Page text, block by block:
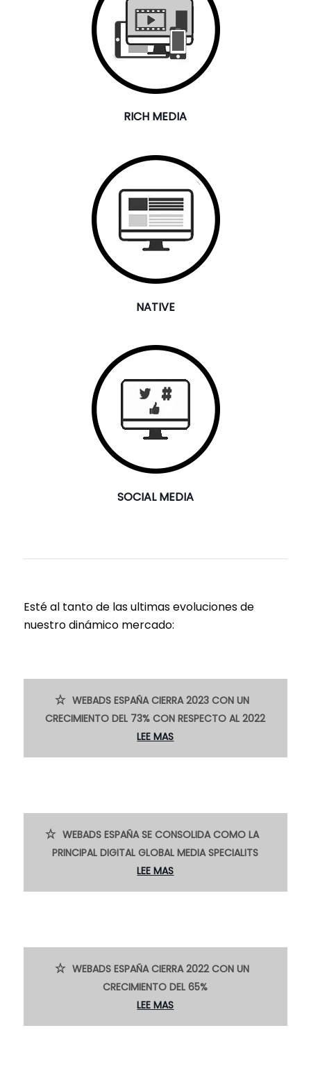
RICH MEDIA
NATIVE
SOCIAL MEDIA
Esté al tanto de las ultimas evoluciones de
nuestro dinámico mercado:
WEBADS ESPAÑA CIERRA 2023 CON UN
CRECIMIENTO DEL 73% CON RESPECTO AL 2022
LEE MAS
WEBADS ESPAÑA SE CONSOLIDA COMO LA
PRINCIPAL DIGITAL GLOBAL MEDIA SPECIALITS
LEE MAS
WEBADS ESPAÑA CIERRA 2022 CON UN
CRECIMIENTO DEL 65%
LEE MAS